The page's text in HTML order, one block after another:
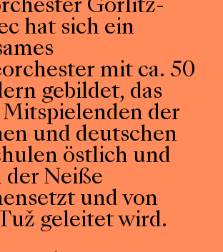
Görlitz-
hat sich ein
mit ca. 50
gebildet, das
Mitspielenden der
und deutschen
östlich und
der Neiße
und von
geleitet wird.